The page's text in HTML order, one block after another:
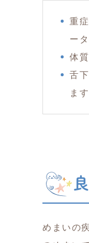
重
ー
体
舌
ます
めまいの